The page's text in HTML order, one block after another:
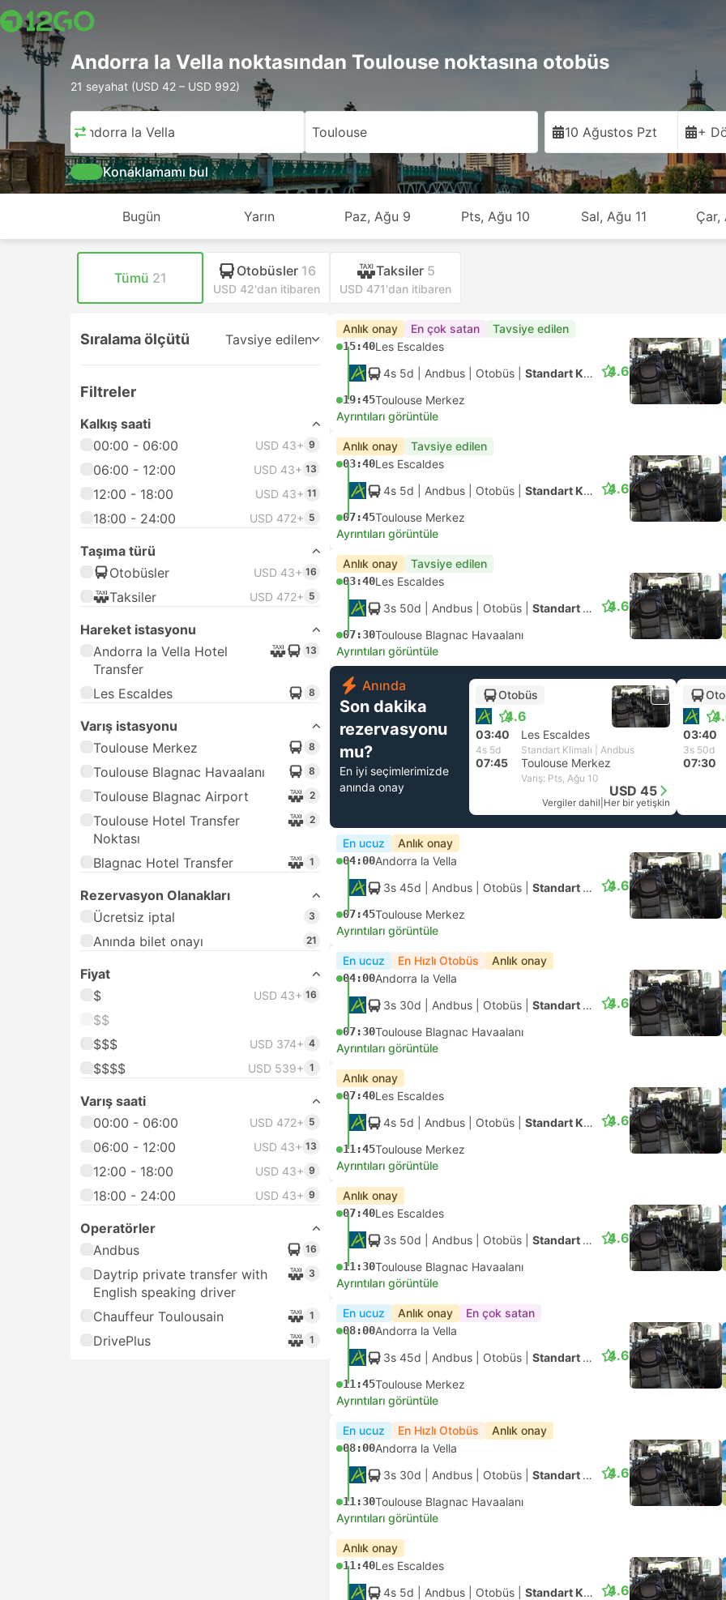
Andorra la Vella noktasından Toulouse noktasına otobüs
21 seyahat (USD 42 – USD 992)
Andorra la Vella Toulouse 10 Ağustos Pzt +
Konaklamamı bul
Bugün Yarın Paz, Ağu 9 Pts, Ağu 10 Sal, Ağu 11 Çar,
Tümü 21 Otobüsler 16
USD 42'dan itibaren
Taksiler 5
USD 471'dan itibaren
Sıralama ölçütü Tavsiye edilen
Filtreler
Kalkış saati
00:00 - 06:00
USD 43+ 9
06:00 - 12:00 USD 43+ 13
12:00 - 18:00 USD 43+ 11
18:00 - 24:00 USD 472+ 5
Taşıma türü
Otobüsler
USD 43+ 16
Taksiler USD 472+ 5
Hareket istasyonu
Andorra la Vella Hotel
Transfer
13
Les Escaldes 8
Varış istasyonu
Toulouse Merkez
8
Toulouse Blagnac Havaalanı 8
Toulouse Blagnac Airport 2
Toulouse Hotel Transfer
Noktası
2
Blagnac Hotel Transfer 1
Rezervasyon Olanakları
Ücretsiz iptal
3
Anında bilet onayı 21
Fiyat
$
USD 43+ 16
$$
$$$
USD 374+ 4
$$$$ USD 539+ 1
Varış saati
00:00 - 06:00
USD 472+ 5
06:00 - 12:00 USD 43+ 13
12:00 - 18:00 USD 43+ 9
18:00 - 24:00 USD 43+ 9
Operatörler
Andbus
16
Daytrip private transfer with
English speaking driver
3
Chauffeur Toulousain 1
DrivePlus 1
Anlık onay En çok satan Tavsiye edilen
15:40Les Escaldes
4s 5d | Andbus Otobüs Standart Klimalı
19:45Toulouse Merkez
4.6
Ayrıntıları görüntüle
Anlık onay Tavsiye edilen
03:40Les Escaldes
4s 5d | Andbus Otobüs Standart Klimalı
07:45Toulouse Merkez
4.6
Ayrıntıları görüntüle
Anlık onay Tavsiye edilen
03:40Les Escaldes
3s 50d | Andbus Otobüs Standart Klimalı
07:30Toulouse Blagnac Havaalanı
4.6
Ayrıntıları görüntüle
Anında
Son dakika
rezervasyonu
mu?
En iyi seçimlerimizde
anında onay
Otobüs
4.6
+1
03:40 Les Escaldes
4s 5d Standart Klimalı | Andbus
07:45 Toulouse Merkez
Varış: Pts, Ağu 10
USD 45
Vergiler dahil Her bir yetişkin
03:40
3s 50d
07:30
En ucuz Anlık onay
04:00Andorra la Vella
3s 45d | Andbus Otobüs Standart Klimalı
07:45Toulouse Merkez
4.6
Ayrıntıları görüntüle
En ucuz En Hızlı Otobüs Anlık onay
04:00Andorra la Vella
3s 30d | Andbus Otobüs Standart Klimalı
07:30Toulouse Blagnac Havaalanı
4.6
Ayrıntıları görüntüle
Anlık onay
07:40Les Escaldes
4s 5d | Andbus Otobüs Standart Klimalı
11:45Toulouse Merkez
4.6
Ayrıntıları görüntüle
Anlık onay
07:40Les Escaldes
3s 50d | Andbus Otobüs Standart Klimalı
11:30Toulouse Blagnac Havaalanı
4.6
Ayrıntıları görüntüle
En ucuz Anlık onay En çok satan
08:00Andorra la Vella
3s 45d | Andbus Otobüs Standart Klimalı
11:45Toulouse Merkez
4.6
Ayrıntıları görüntüle
En ucuz En Hızlı Otobüs Anlık onay
08:00Andorra la Vella
3s 30d | Andbus Otobüs Standart Klimalı
11:30Toulouse Blagnac Havaalanı
4.6
Ayrıntıları görüntüle
Anlık onay
11:40Les Escaldes
4s 5d | Andbus Otobüs Standart Klimalı 4.6